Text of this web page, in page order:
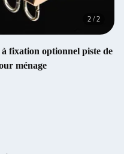
2 /2
fixation optionnel piste de
ménage